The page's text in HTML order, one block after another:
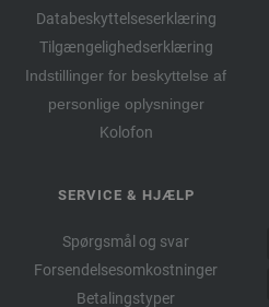
Databeskyttelseserklæring
Tilgængelighedserklæring
Indstillinger for beskyttelse af
personlige oplysninger
Kolofon
SERVICE & HJÆLP
Spørgsmål og svar
Forsendelsesomkostninger
Betalingstyper